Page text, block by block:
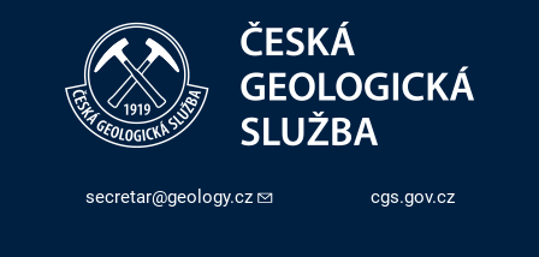
secretar@geology.cz cgs.gov.cz